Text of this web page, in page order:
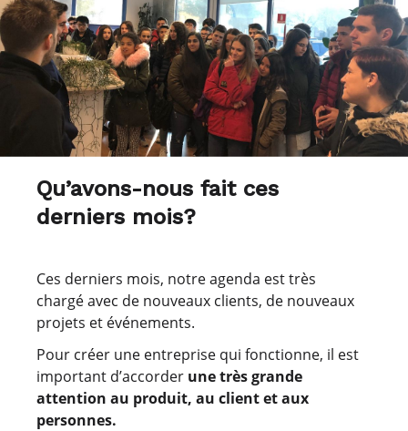
Qu’avons-nous fait ces
derniers mois?
Ces derniers mois, notre agenda est très
chargé avec de nouveaux clients, de nouveaux
projets et événements.
Pour créer une entreprise qui fonctionne, il est
important d’accorder une très grande
attention au produit, au client et aux
personnes.